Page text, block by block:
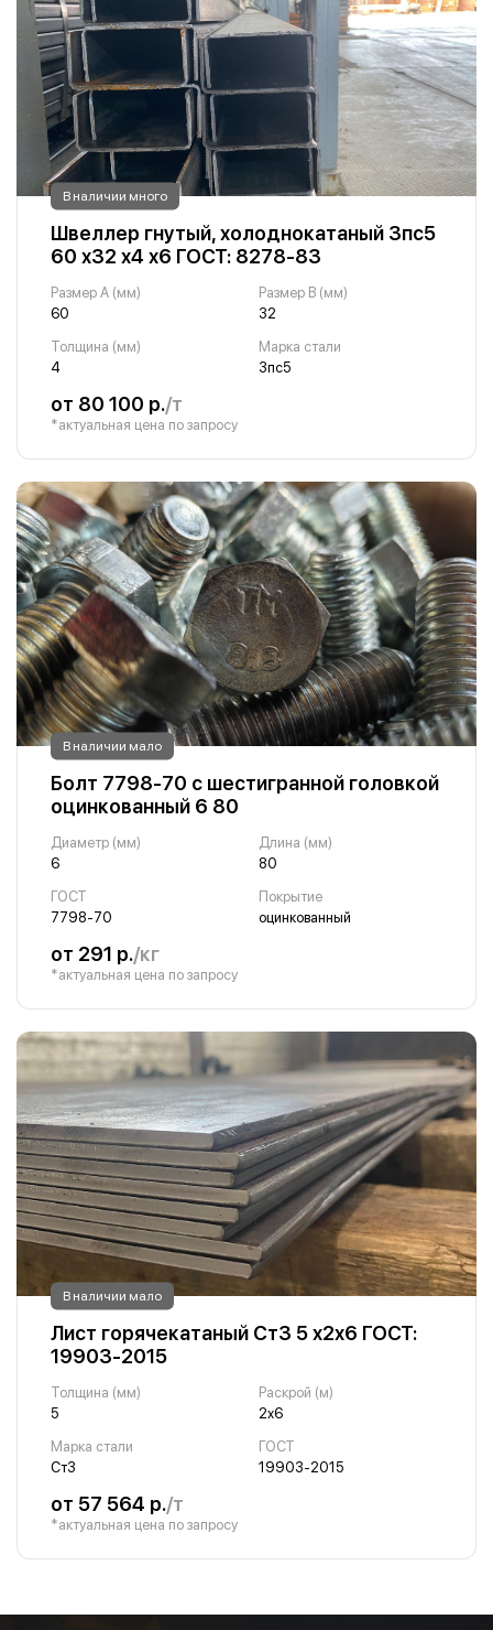
В наличии много
Швеллер гнутый, холоднокатаный 3пс5
60 х32 х4 х6 ГОСТ: 8278-83
Размер A (мм)
60
Размер B (мм)
32
Толщина (мм)
4
Марка стали
3пс5
от 80 100 р./т
*актуальная цена по запросу
В наличии мало
Болт 7798-70 с шестигранной головкой
оцинкованный 6 80
Диаметр (мм)
6
Длина (мм)
80
ГОСТ
7798-70
Покрытие
оцинкованный
от 291 р./кг
*актуальная цена по запросу
В наличии мало
Лист горячекатаный Ст3 5 х2х6 ГОСТ:
19903-2015
Толщина (мм)
5
Раскрой (м)
2х6
Марка стали
Ст3
ГОСТ
19903-2015
от 57 564 р./т
*актуальная цена по запросу